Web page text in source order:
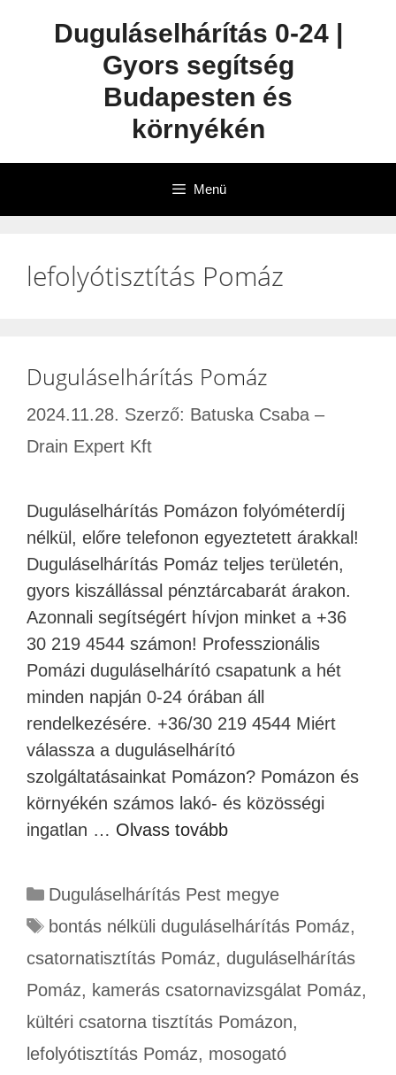
Duguláselhárítás 0-24 |
Gyors segítség
Budapesten és
környékén
Menü
lefolyótisztítás Pomáz
Duguláselhárítás Pomáz
2024.11.28. Szerző: Batuska Csaba –
Drain Expert Kft
Duguláselhárítás Pomázon folyóméterdíj
nélkül, előre telefonon egyeztetett árakkal!
Duguláselhárítás Pomáz teljes területén,
gyors kiszállással pénztárcabarát árakon.
Azonnali segítségért hívjon minket a +36
30 219 4544 számon! Professzionális
Pomázi duguláselhárító csapatunk a hét
minden napján 0-24 órában áll
rendelkezésére. +36/30 219 4544 Miért
válassza a duguláselhárító
szolgáltatásainkat Pomázon? Pomázon és
környékén számos lakó- és közösségi
ingatlan … Olvass tovább
Duguláselhárítás Pest megye
bontás nélküli duguláselhárítás Pomáz,
csatornatisztítás Pomáz, duguláselhárítás
Pomáz, kamerás csatornavizsgálat Pomáz,
kültéri csatorna tisztítás Pomázon,
lefolyótisztítás Pomáz, mosogató